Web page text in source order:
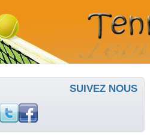
SUIVEZ NOUS